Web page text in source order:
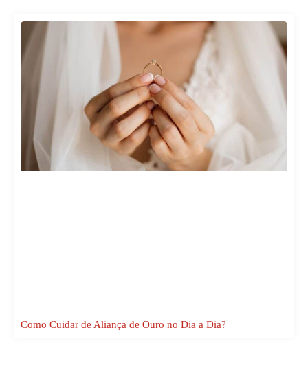
Como Cuidar de Aliança de Ouro no Dia a Dia?